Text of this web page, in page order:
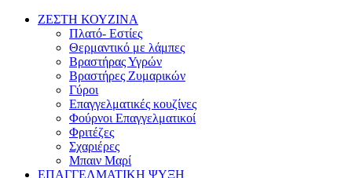
ΖΕΣΤΗ ΚΟΥΖΙΝΑ
Πλατό- Εστίες
Θερμαντικό με λάμπες
Βραστήρας Υγρών
Βραστήρες Ζυμαρικών
Γύροι
Επαγγελματικές κουζίνες
Φούρνοι Επαγγελματικοί
Φριτέζες
Σχαριέρες
Μπαιν Μαρί
ΕΠΑΓΓΕΛΜΑΤΙΚΗ ΨΥΞΗ